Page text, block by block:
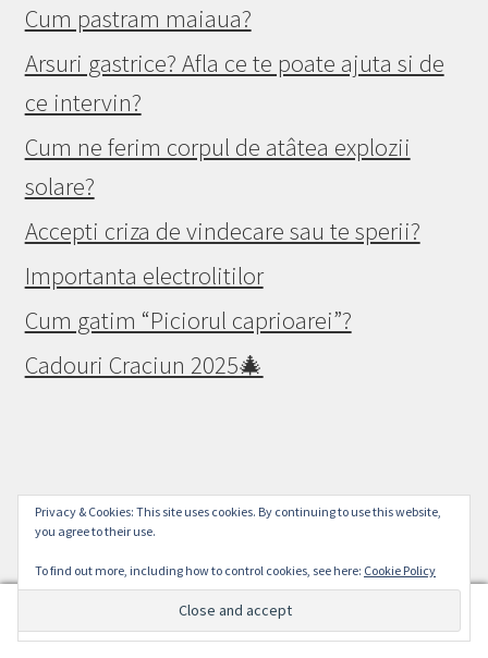
Cum pastram maiaua?
Arsuri gastrice? Afla ce te poate ajuta si de
ce intervin?
Cum ne ferim corpul de atâtea explozii
solare?
Accepti criza de vindecare sau te sperii?
Importanta electrolitilor
Cum gatim “Piciorul caprioarei”?
Cadouri Craciun 2025🎄
© Raw Vegan Mall 2026
Politica de confidențialitate
Search
Search
Privacy & Cookies: This site uses cookies. By continuing to use this website,
you agree to their use.
To find out more, including how to control cookies, see here: Cookie Policy